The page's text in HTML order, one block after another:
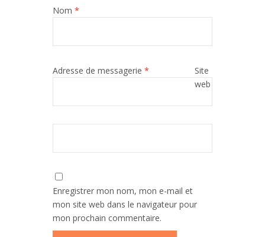
Nom *
Adresse de messagerie *
Site
web
Enregistrer mon nom, mon e-mail et
mon site web dans le navigateur pour
mon prochain commentaire.